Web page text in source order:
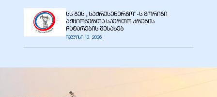
სს გეს ,,საქრუსენერგო’’-ს მორიგი
აქციონერთა საერთო კრების
ჩატარების შესახებ
ივლისი 13, 2026